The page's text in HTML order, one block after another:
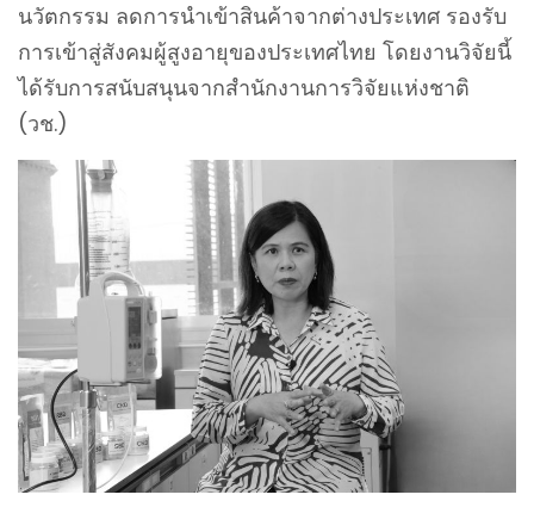
นวัตกรรม ลดการนำเข้าสินค้าจากต่างประเทศ รองรับ
การเข้าสู่สังคมผู้สูงอายุของประเทศไทย โดยงานวิจัยนี้
ได้รับการสนับสนุนจากสำนักงานการวิจัยแห่งชาติ
(วช.)